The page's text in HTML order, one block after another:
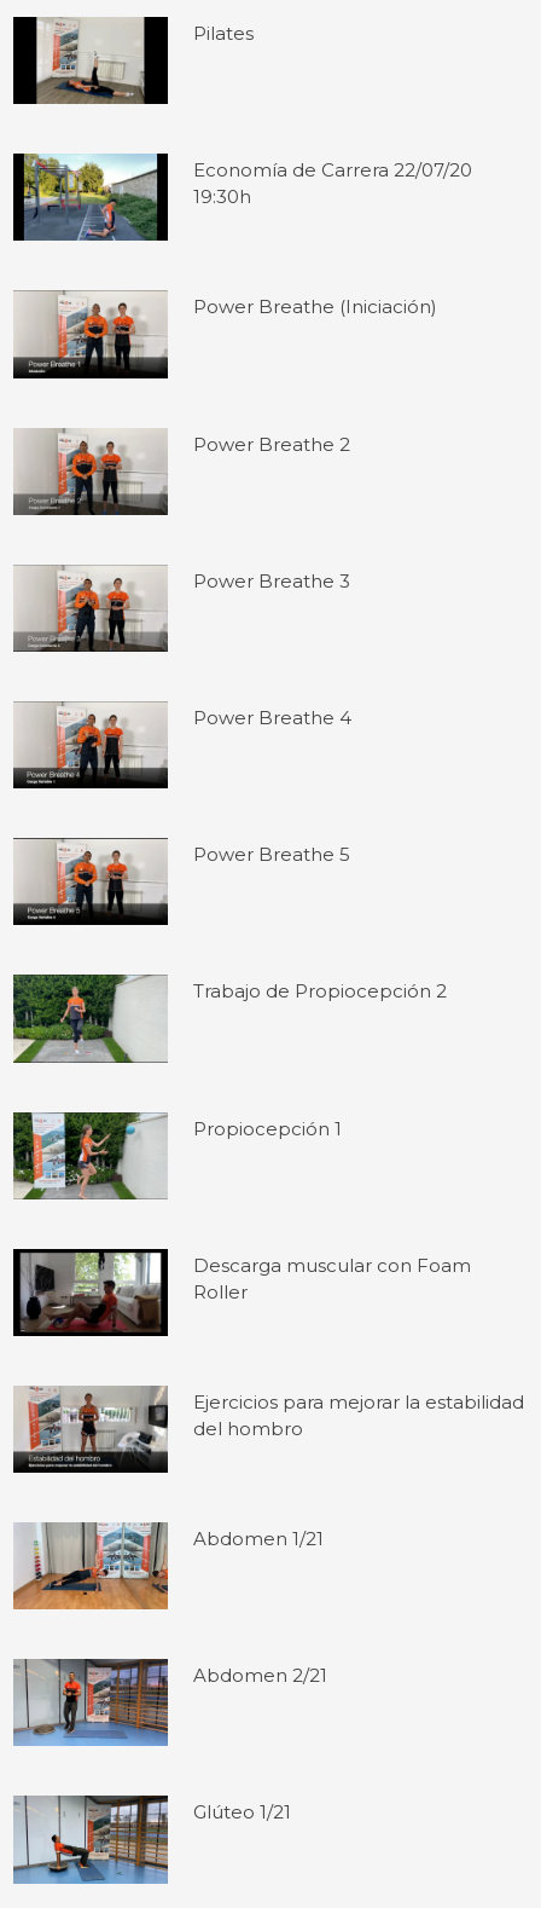
Pilates
Economía de Carrera 22/07/20
19:30h
Power Breathe (Iniciación)
Power Breathe 2
Power Breathe 3
Power Breathe 4
Power Breathe 5
Trabajo de Propiocepción 2
Propiocepción 1
Descarga muscular con Foam
Roller
Ejercicios para mejorar la estabilidad
del hombro
Abdomen 1/21
Abdomen 2/21
Glúteo 1/21